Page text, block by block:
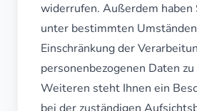
widerrufen. Außerdem haben
unter bestimmten
Einschränkung der
personenbezogenen Daten
Weiteren steht Ihnen ein